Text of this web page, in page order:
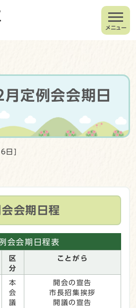
メニュー
定例会会期日
日]
会期日程
会会期日程表
区
分
ことがら
本
会
議
開会の宣告
市長招集挨拶
開議の宣告